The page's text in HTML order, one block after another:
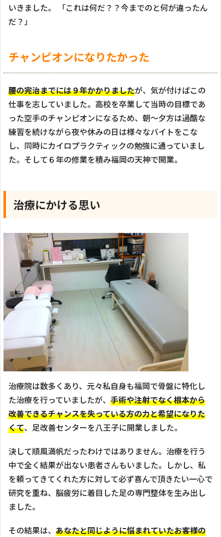
いきました。 「これは何だ？？今までのと何が違ったん
だ？」
チャンピオンになりたかった
腰の完治までには９年かかりましたが、気が付けばこの
仕事を志していました。高校を卒業して当時の目標であ
った空手のチャンピオンになるため、朝～夕方は過酷な
練習を続けながら夜や休みの日は様々なバイトをこな
し、同時にカイロプラクティックの勉強に通っていまし
た。そして６年の修業を積み福岡の天神で開業。
治療にかける思い
治療院は数多くあり、元々私自身も福岡で骨盤に特化し
た治療を行っていましたが、 手術や注射でなく根本から
改善できるチャンスを失っている方の力と希望になりた
くて、足改善センターを八王子に開業しました。
決して順風満帆だったわけではありません。治療を行う
中で全く結果が出ない患者さんもいました。しかし、私
を頼ってきてくれた方に対して必ず喜んで頂きたい一心で
研究を重ね、脳疲労に着目した足の専門整体を生み出し
ました。
その結果は、 あなたと同じように悩まれていたお客様の